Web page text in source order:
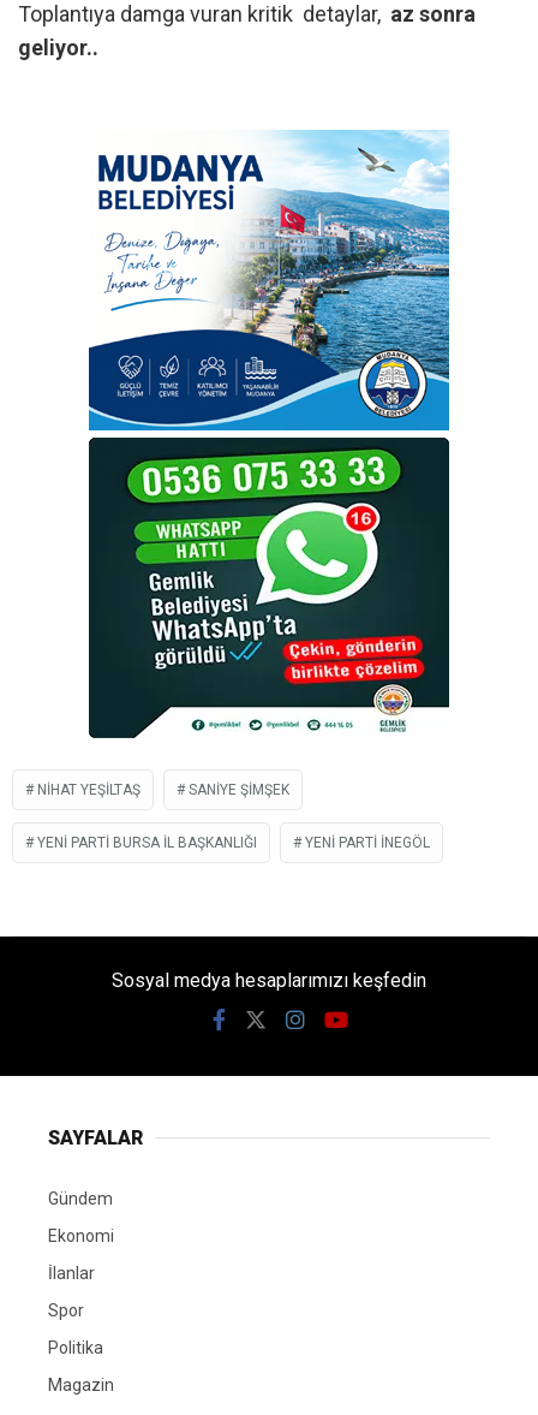
Toplantıya damga vuran kritik detaylar, az sonra
geliyor..
NIHAT YEŞILTAŞ SANIYE ŞIMŞEK
YENI PARTI BURSA IL BAŞKANLIĞI YENİ PARTI İNEGÖL
Sosyal medya hesaplarımızı keşfedin
SAYFALAR
Gündem
Ekonomi
İlanlar
Spor
Politika
Magazin